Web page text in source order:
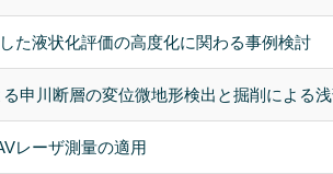
た液状化評価の高度化に関わる事例検討
申川断層の変位微地形検出と掘削による
レーザ測量の適用